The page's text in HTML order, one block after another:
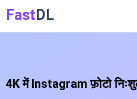
Fast DL
4K में Instagram फ़ोटो